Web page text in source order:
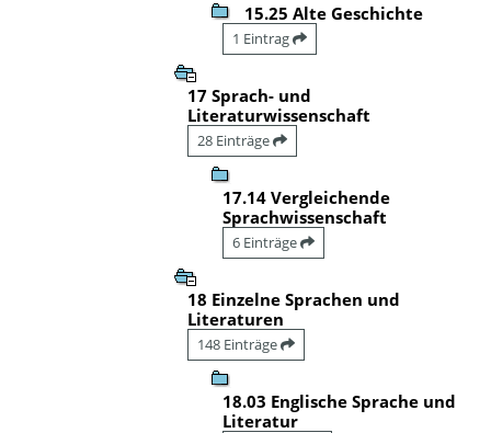
15.25 Alte Geschichte
1 Eintrag
17 Sprach- und
Literaturwissenschaft
28 Einträge
17.14 Vergleichende
Sprachwissenschaft
6 Einträge
18 Einzelne Sprachen und
Literaturen
148 Einträge
18.03 Englische Sprache und
Literatur